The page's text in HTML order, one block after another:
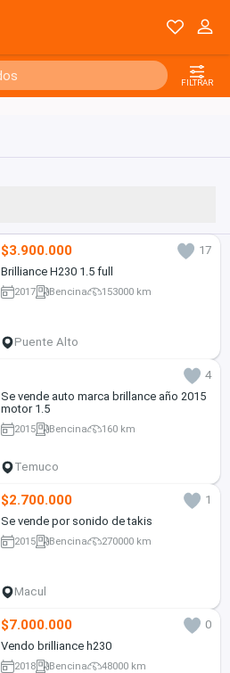
FILTRAR
$3.900.000
17
Brilliance H230 1.5 full
2017 Bencina 153000 km
Puente Alto
4
Se vende auto marca brillance año 2015
motor 1.5
2015 Bencina 160 km
Temuco
$2.700.000
1
Se vende por sonido de takis
2015 Bencina 270000 km
Macul
$7.000.000
0
Vendo brilliance h230
2018 Bencina 48000 km